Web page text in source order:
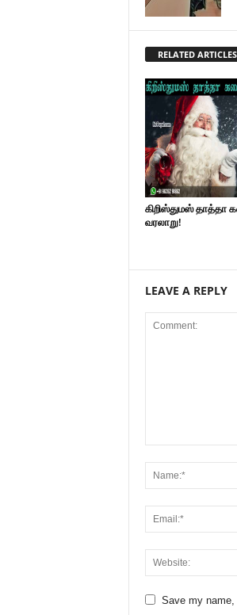
RELATED ARTICLES
கிறிஸ்துமஸ் தாத்தா
வரலாறு!
LEAVE A REPLY
Save my